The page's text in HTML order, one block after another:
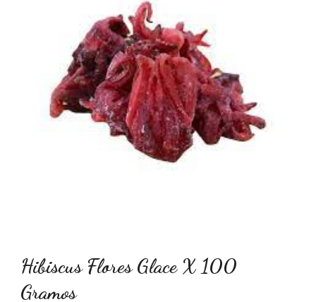
Hibiscus Flores Glace X 100
Gramos